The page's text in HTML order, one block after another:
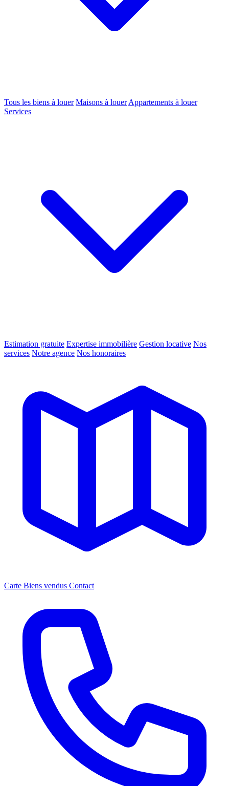
Tous les biens à louer Maisons à louer Appartements à louer
Services
Estimation gratuite Expertise immobilière Gestion locative Nos
services Notre agence Nos honoraires
Carte Biens vendus Contact